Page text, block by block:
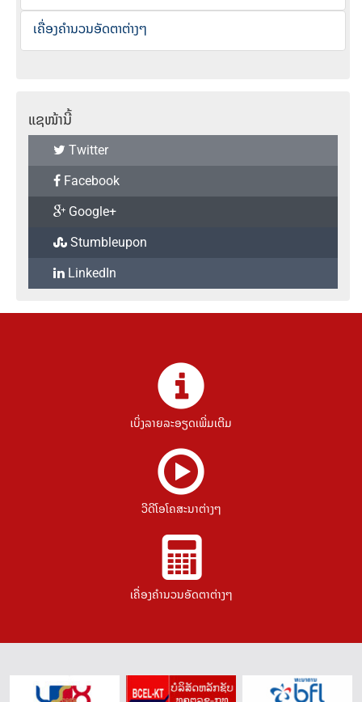
ເຄື່ອງຄຳນວນອັດຕາຕ່າງໆ
ແຊໜ້ານີ້
Twitter
Facebook
Google+
Stumbleupon
LinkedIn
ເບິ່ງລາຍລະອຽດເພີ່ມເຕີມ
ວີດີໂອໂຄສະນາຕ່າງໆ
ເຄື່ອງຄຳນວນອັດຕາຕ່າງໆ